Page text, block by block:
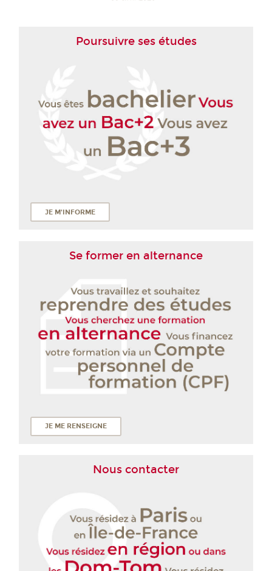
Poursuivre ses études
JE M'INFORME
Se former en alternance
JE ME RENSEIGNE
Nous contacter